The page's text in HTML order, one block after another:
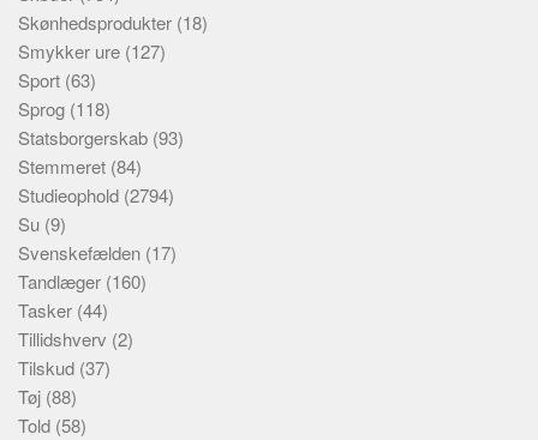
Skønhedsprodukter (18)
Smykker ure (127)
Sport (63)
Sprog (118)
Statsborgerskab (93)
Stemmeret (84)
Studieophold (2794)
Su (9)
Svenskefælden (17)
Tandlæger (160)
Tasker (44)
Tillidshverv (2)
Tilskud (37)
Tøj (88)
Told (58)